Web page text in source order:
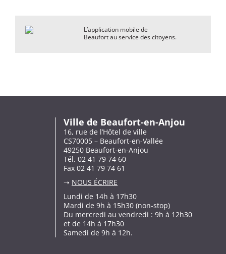
L’application mobile de
Beaufort au service des citoyens.
Ville de Beaufort-en-Anjou
16, rue de l’Hôtel de ville
CS70005 – Beaufort-en-Vallée
49250 Beaufort-en-Anjou
Tél. 02 41 79 74 60
Fax 02 41 79 74 61
➝ NOUS ÉCRIRE
Lundi de 14h à 17h30
Mardi de 9h à 15h30 (non-stop)
Du mercredi au vendredi : 9h à 12h30
et de 14h à 17h30
Samedi de 9h à 12h.